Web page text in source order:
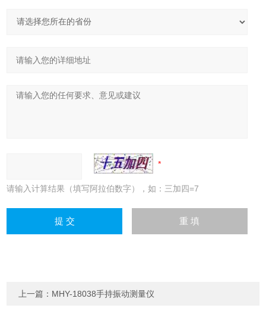
请输入计算结果（填写阿拉伯数字），如：三加四=7
上一篇： MHY-18038手持振动测量仪